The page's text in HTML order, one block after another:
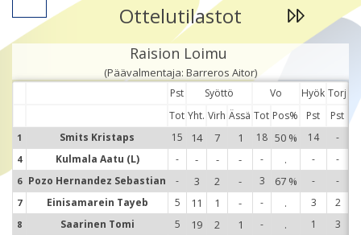
Ottelutilastot
Raision Loimu
(Päävalmentaja: Barreros Aitor)
Pst Syöttö Vo Hyök Torj
Tot Yht. Virh Ässä Tot Pos% Pst Pst
1 Smits Kristaps 15 14 7 1 18 50 % 14 -
4 Kulmala Aatu (L) - - - - - . - -
6 Pozo Hernandez Sebastian - 3 2 - 3 67 % - -
7 Einisamarein Tayeb 5 11 1 - - . 3 2
8 Saarinen Tomi 5 19 2 1 - . 1 3